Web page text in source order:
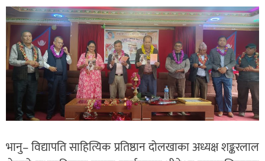
भानु– विद्यापति साहित्यिक प्रतिष्ठान दोलखाका अध्यक्ष शङ्करलाल